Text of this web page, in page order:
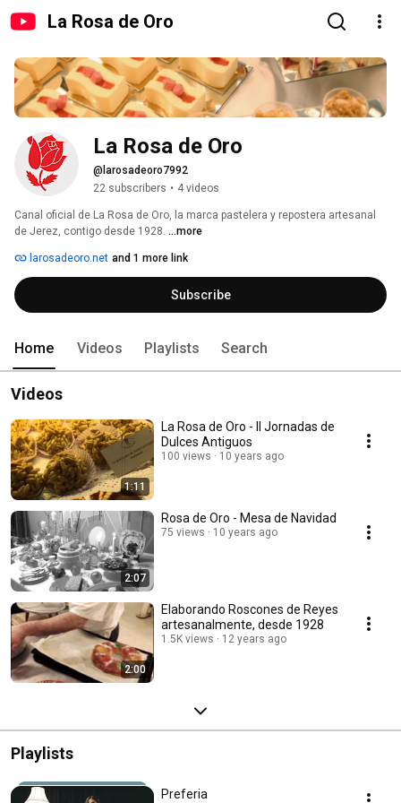
La Rosa de Oro
La Rosa de Oro
@larosadeoro7992
22 subscribers • 4 videos
Canal oficial de La Rosa de Oro, la marca pastelera y repostera artesanal
de Jerez, contigo desde 1928. ...more
larosadeoro.net and 1 more link
Subscribe
Home Videos Playlists Search
Videos
1:11
La Rosa de Oro - II Jornadas de
Dulces Antiguos
100 views 10 years ago
2:07
Rosa de Oro - Mesa de Navidad
75 views 10 years ago
2:00
Elaborando Roscones de Reyes
artesanalmente, desde 1928
1.5K views 12 years ago
Playlists
Preferia